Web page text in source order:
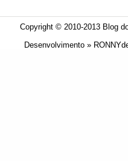
Copyright © 2010-2013 Blog
Desenvolvimento »